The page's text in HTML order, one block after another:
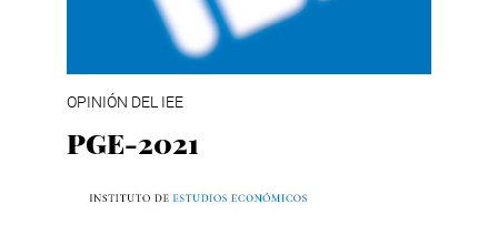
OPINIÓN DEL IEE
PGE-2021